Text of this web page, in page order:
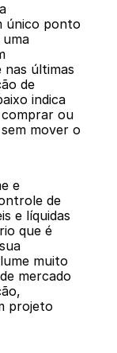
único ponto
nas últimas
de
indica
ou
mover o
e
de
e líquidas
que é
muito
mercado
projeto